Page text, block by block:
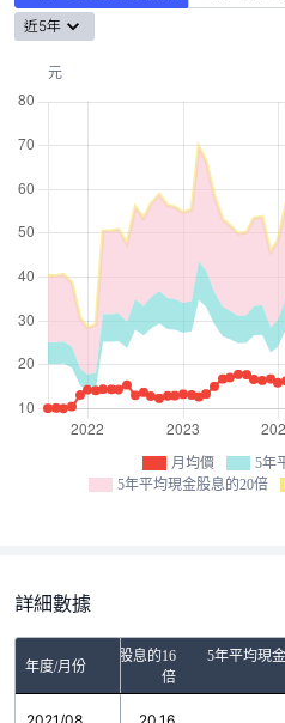
近5年
月均價
5年
5年平均現金股息的20倍
詳細數據
年度/月份
5年平均現金股息的16
倍
5年平均現